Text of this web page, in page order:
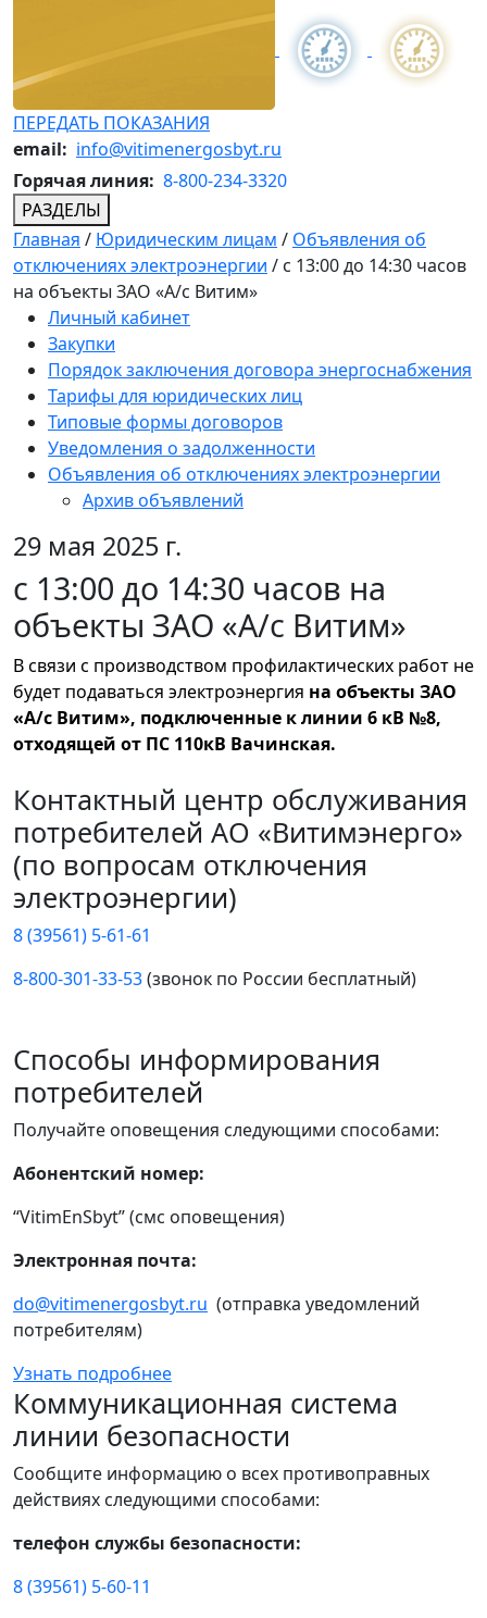
ПЕРЕДАТЬ ПОКАЗАНИЯ
email: info@vitimenergosbyt.ru
Горячая линия: 8-800-234-3320
РАЗДЕЛЫ
Главная / Юридическим лицам / Объявления об
отключениях электроэнергии / с 13:00 до 14:30 часов
на объекты ЗАО «А/с Витим»
Личный кабинет
Закупки
Порядок заключения договора энергоснабжения
Тарифы для юридических лиц
Типовые формы договоров
Уведомления о задолженности
Объявления об отключениях электроэнергии
Архив объявлений
29 мая 2025 г.
с 13:00 до 14:30 часов на
объекты ЗАО «А/с Витим»
В связи с производством профилактических работ не
будет подаваться электроэнергия на объекты ЗАО
«А/с Витим», подключенные к линии 6 кВ №8,
отходящей от ПС 110кВ Вачинская.
Контактный центр обслуживания
потребителей АО «Витимэнерго»
(по вопросам отключения
электроэнергии)
8 (39561) 5-61-61
8-800-301-33-53(звонок по России бесплатный)
Способы информирования
потребителей
Получайте оповещения следующими способами:
Абонентский номер:
“VitimEnSbyt” (смс оповещения)
Электронная почта:
do@vitimenergosbyt.ru (отправка уведомлений
потребителям)
Узнать подробнее
Коммуникационная система
линии безопасности
Сообщите информацию о всех противоправных
действиях следующими способами:
телефон службы безопасности:
8 (39561) 5-60-11